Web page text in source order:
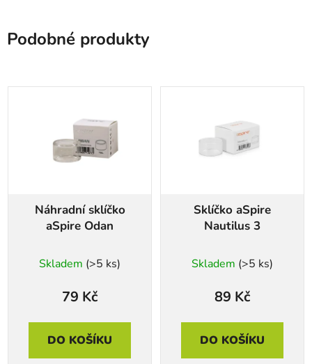
Podobné produkty
Náhradní sklíčko
aSpire Odan
Skladem (>5 ks)
79 Kč
DO KOŠÍKU
Sklíčko aSpire
Nautilus 3
Skladem (>5 ks)
89 Kč
DO KOŠÍKU